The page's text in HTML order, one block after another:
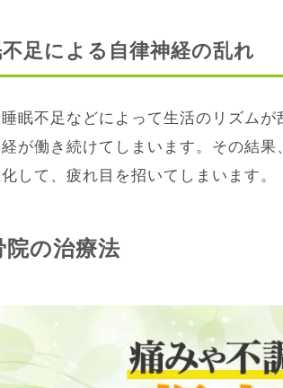
足による自律神経の乱れ
眠不足などによって生活のリズム
が働き続けてしまいます。その結果
して、疲れ目を招いてしまいます。
院の治療法